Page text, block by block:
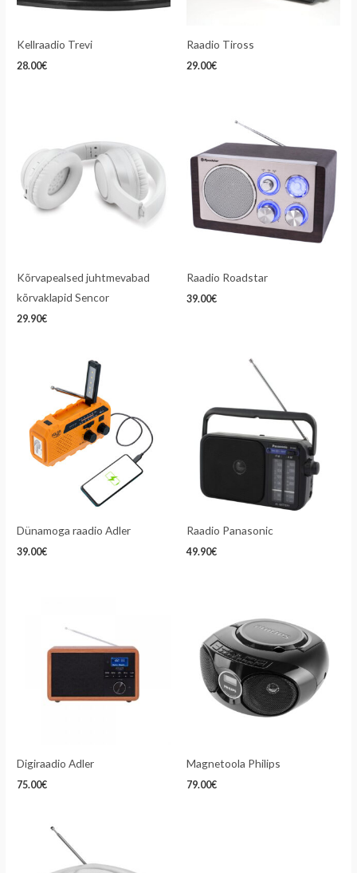
Kellraadio Trevi
28.00€
Raadio Tiross
29.00€
Kõrvapealsed juhtmevabad
kõrvaklapid Sencor
29.90€
Raadio Roadstar
39.00€
Dünamoga raadio Adler
39.00€
Raadio Panasonic
49.90€
Digiraadio Adler
75.00€
Magnetoola Philips
79.00€